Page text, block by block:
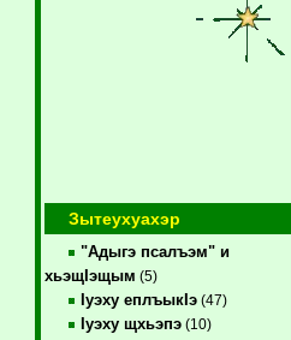
Зытеухуахэр
"Адыгэ псалъэм" и
хьэщIэщым (5)
Iуэху еплъыкIэ(47)
Iуэху щхьэпэ(10)